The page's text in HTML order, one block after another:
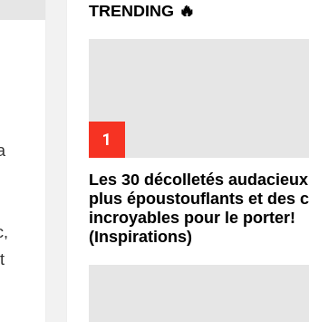
TRENDING 🔥
Les 30 décolletés
plus époustouflants et des
incroyables pour le porter!
(Inspirations)